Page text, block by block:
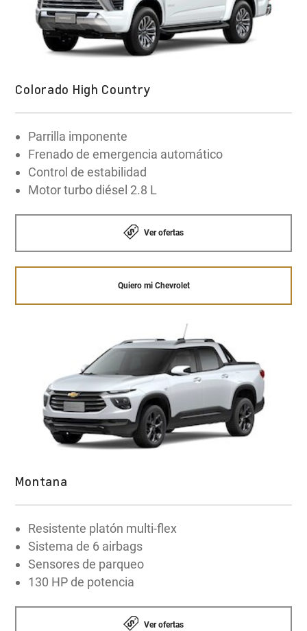
Y si buscas aún más protección y tecnología,
confía en OnStar para mayor conectividad y
soporte en cualquier momento a bordo de tu
Explorar la tecnologia OnStar
¡Quiero comprar!
Colorado High Country
Parrilla imponente
Frenado de emergencia automático
Control de estabilidad
Motor turbo diésel 2.8 L
Ver ofertas
Quiero mi Chevrolet
Montana
Resistente platón multi-flex
Sistema de 6 airbags
Sensores de parqueo
130 HP de potencia
Ver ofertas